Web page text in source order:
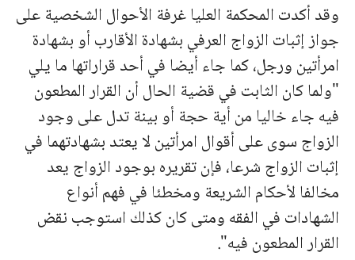
وقد أكدت المحكمة العليا غرفة الأحوال الشخصية على
جواز إثبات الزواج العرفي بشهادة الأقارب أو بشهادة
امرأتين ورجل، كما جاء أيضا في أحد قراراتها ما يلي
"ولما كان الثابت في قضية الحال أن القرار المطعون
فيه جاء خاليا من أية حجة أو بينة تدل على وجود
الزواج سوى على أقوال امرأتين لا يعتد بشهادتهما في
إثبات الزواج شرعا، فإن تقريره بوجود الزواج يعد
مخالفا لأحكام الشريعة ومخطئا في فهم أنواع
الشهادات في الفقه ومتى كان كذلك استوجب نقض
القرار المطعون فيه".